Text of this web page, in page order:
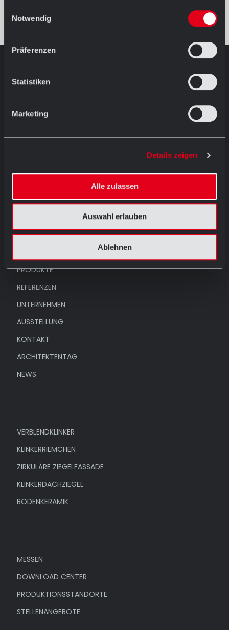
Notwendig
Präferenzen
Statistiken
Marketing
Details zeigen
Alle zulassen
Auswahl erlauben
Ablehnen
und
13.00 - 17.30 Uhr
Ostersamstags geschlossen
ausstellung@abc-klinker.de
Menü
PRODUKTE
REFERENZEN
UNTERNEHMEN
AUSSTELLUNG
KONTAKT
ARCHITEKTENTAG
NEWS
VERBLENDKLINKER
KLINKERRIEMCHEN
ZIRKULÄRE ZIEGELFASSADE
KLINKERDACHZIEGEL
BODENKERAMIK
MESSEN
DOWNLOAD CENTER
PRODUKTIONSSTANDORTE
STELLENANGEBOTE